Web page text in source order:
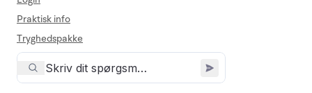
Praktisk info
Tryghedspakke